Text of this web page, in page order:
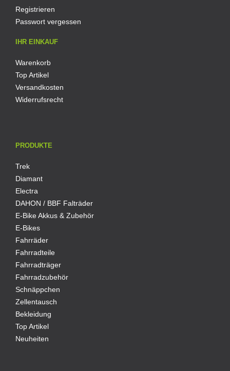
Registrieren
Passwort vergessen
IHR EINKAUF
Warenkorb
Top Artikel
Versandkosten
Widerrufsrecht
PRODUKTE
Trek
Diamant
Electra
DAHON / BBF Falträder
E-Bike Akkus & Zubehör
E-Bikes
Fahrräder
Fahrradteile
Fahrradträger
Fahrradzubehör
Schnäppchen
Zellentausch
Bekleidung
Top Artikel
Neuheiten